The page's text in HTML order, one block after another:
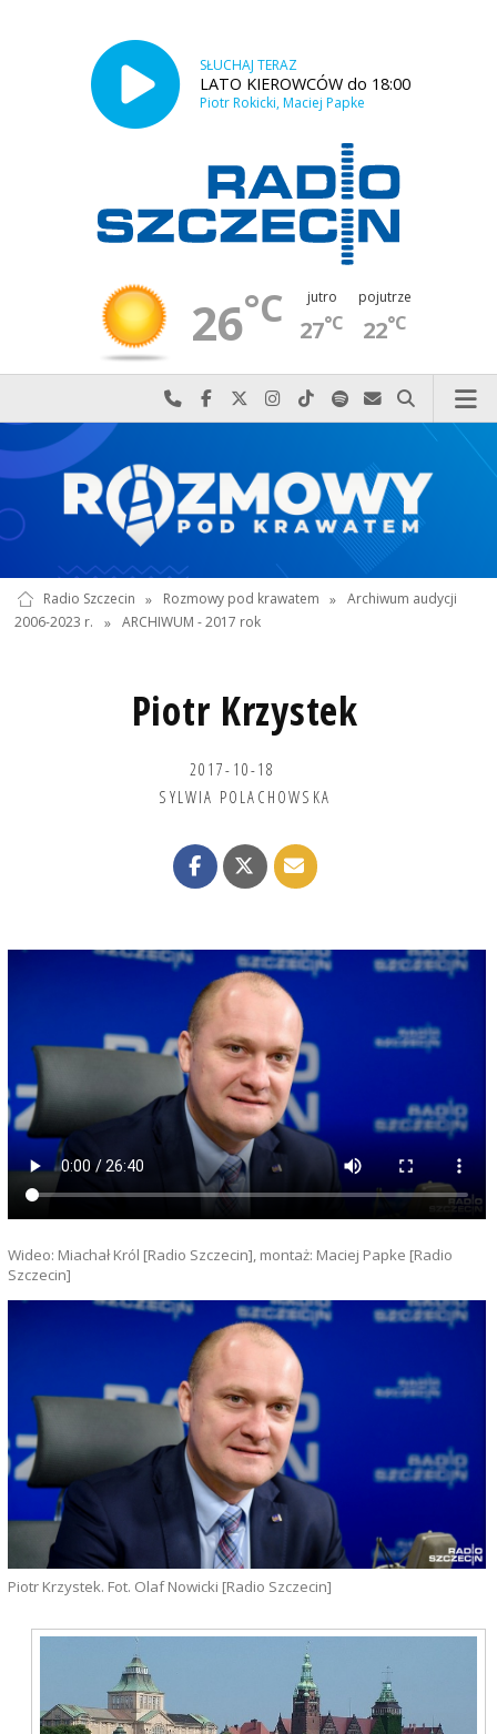
SŁUCHAJ TERAZ
LATO KIEROWCÓW do 18:00
Piotr Rokicki, Maciej Papke
26°C jutro
27°C
pojutrze
22°C
Najlepiej po prostu do nas zadzwoń
Odwiedź nas na Facebook-u
Odwiedź nas na X
Odwiedź nas na Instagram-ie
Odwiedź nas na TikTok-u
Szukaj nas na Spotify
Wyślij do nas
Szukaj
Radio Szczecin » Rozmowy pod krawatem » Archiwum audycji
2006-2023 r.
» ARCHIWUM - 2017 rok
Piotr Krzystek
2017-10-18
SYLWIA POLACHOWSKA
Wideo: Miachał Król [Radio Szczecin], montaż: Maciej Papke [Radio
Szczecin]
Piotr Krzystek. Fot. Olaf Nowicki [Radio Szczecin]